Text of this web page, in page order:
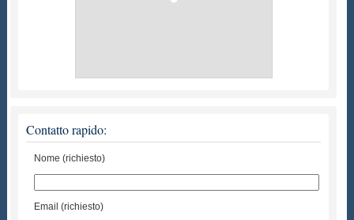
Contatto rapido:
Nome (richiesto)
Email (richiesto)